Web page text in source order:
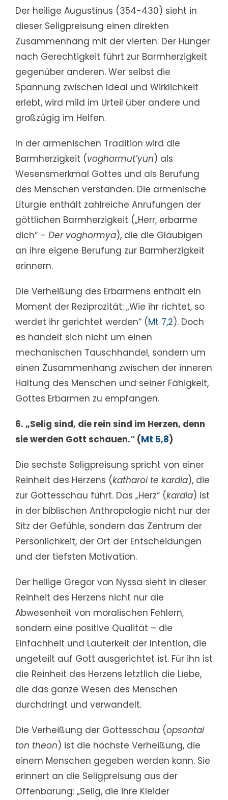
Der heilige Augustinus (354-430) sieht in
dieser Seligpreisung einen direkten
Zusammenhang mit der vierten: Der Hunger
nach Gerechtigkeit führt zur Barmherzigkeit
gegenüber anderen. Wer selbst die
Spannung zwischen Ideal und Wirklichkeit
erlebt, wird mild im Urteil über andere und
großzügig im Helfen.
In der armenischen Tradition wird die
Barmherzigkeit (voghormut’yun) als
Wesensmerkmal Gottes und als Berufung
des Menschen verstanden. Die armenische
Liturgie enthält zahlreiche Anrufungen der
göttlichen Barmherzigkeit („Herr, erbarme
dich“ – Der voghormya), die die Gläubigen
an ihre eigene Berufung zur Barmherzigkeit
erinnern.
Die Verheißung des Erbarmens enthält ein
Moment der Reziprozität: „Wie ihr richtet, so
werdet ihr gerichtet werden“ (Mt 7,2). Doch
es handelt sich nicht um einen
mechanischen Tauschhandel, sondern um
einen Zusammenhang zwischen der inneren
Haltung des Menschen und seiner Fähigkeit,
Gottes Erbarmen zu empfangen.
6. „Selig sind, die rein sind im Herzen, denn
sie werden Gott schauen.“ (Mt 5,8)
Die sechste Seligpreisung spricht von einer
Reinheit des Herzens (katharoi te kardia), die
zur Gottesschau führt. Das „Herz“ (kardia) ist
in der biblischen Anthropologie nicht nur der
Sitz der Gefühle, sondern das Zentrum der
Persönlichkeit, der Ort der Entscheidungen
und der tiefsten Motivation.
Der heilige Gregor von Nyssa sieht in dieser
Reinheit des Herzens nicht nur die
Abwesenheit von moralischen Fehlern,
sondern eine positive Qualität – die
Einfachheit und Lauterkeit der Intention, die
ungeteilt auf Gott ausgerichtet ist. Für ihn ist
die Reinheit des Herzens letztlich die Liebe,
die das ganze Wesen des Menschen
durchdringt und verwandelt.
Die Verheißung der Gottesschau (opsontai
ton theon) ist die höchste Verheißung, die
einem Menschen gegeben werden kann. Sie
erinnert an die Seligpreisung aus der
Offenbarung: „Selig, die ihre Kleider